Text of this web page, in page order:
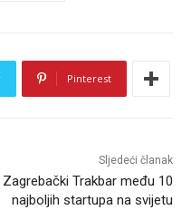
Pinterest
Sljedeći članak
Zagrebački Trakbar među 10
najboljih startupa na svijetu